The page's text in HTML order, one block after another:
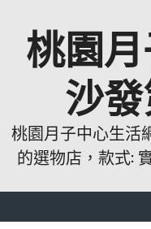
桃園
沙
桃園月子中心生活
的選物店，款式: